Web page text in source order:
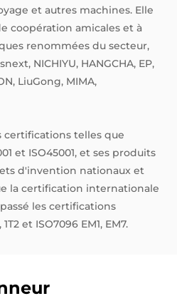
et autres machines. Elle
coopération amicales et à
renommées du secteur,
NICHIYU, HANGCHA, EP,
LiuGong, MIMA,
certifications telles que
et ISO45001, et ses produits
d'invention nationaux et
la certification internationale
les certifications
et ISO7096 EM1, EM7.